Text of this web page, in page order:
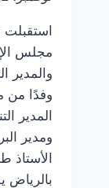
مجلس
والمدير
وفدًا من
المدير
ومدير
الأستاذ